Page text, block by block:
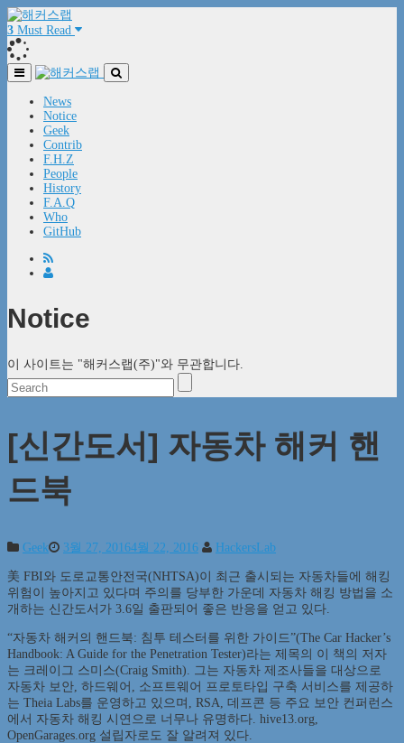
3 Must Read
News
Notice
Geek
Contrib
F.H.Z
People
History
F.A.Q
Who
GitHub
Notice
이 사이트는 "해커스랩(주)"와 무관합니다.
[신간도서] 자동차 해커 핸
드북
Geek 3월 27, 20164월 22, 2016 HackersLab
美 FBI와 도로교통안전국(NHTSA)이 최근 출시되는 자동차들에 해킹
위험이 높아지고 있다며 주의를 당부한 가운데 자동차 해킹 방법을 소
개하는 신간도서가 3.6일 출판되어 좋은 반응을 얻고 있다.
“자동차 해커의 핸드북: 침투 테스터를 위한 가이드”(The Car Hacker’s
Handbook: A Guide for the Penetration Tester)라는 제목의 이 책의 저자
는 크레이그 스미스(Craig Smith). 그는 자동차 제조사들을 대상으로
자동차 보안, 하드웨어, 소프트웨어 프로토타입 구축 서비스를 제공하
는 Theia Labs를 운영하고 있으며, RSA, 데프콘 등 주요 보안 컨퍼런스
에서 자동차 해킹 시연으로 너무나 유명하다. hive13.org,
OpenGarages.org 설립자로도 잘 알려져 있다.